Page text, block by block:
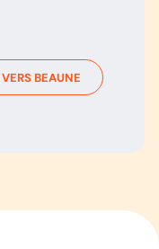
VERS BEAUNE